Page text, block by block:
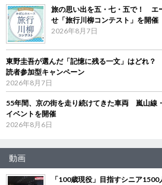
旅の思い出を五・七・五で！ エ
せ「旅行川柳コンテスト」を開催
2026年8月7日
東野圭吾が選んだ「記憶に残る一文」はどれ
読者参加型キャンペーン
2026年8月7日
55年間、京の街を走り続けてきた車両 嵐山線
イベントを開催
2026年8月6日
動画
「100歳現役」目指すシニア